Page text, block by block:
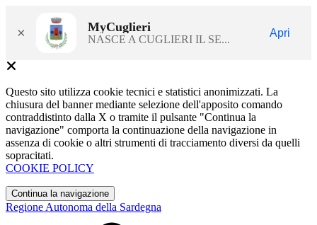
× MyCuglieri
NASCE A CUGLIERI IL SE...
Apri
Questo sito utilizza cookie tecnici e statistici anonimizzati. La
chiusura del banner mediante selezione dell'apposito comando
contraddistinto dalla X o tramite il pulsante "Continua la
navigazione" comporta la continuazione della navigazione in
assenza di cookie o altri strumenti di tracciamento diversi da quelli
sopracitati.
COOKIE POLICY
Continua la navigazione
Regione Autonoma della Sardegna